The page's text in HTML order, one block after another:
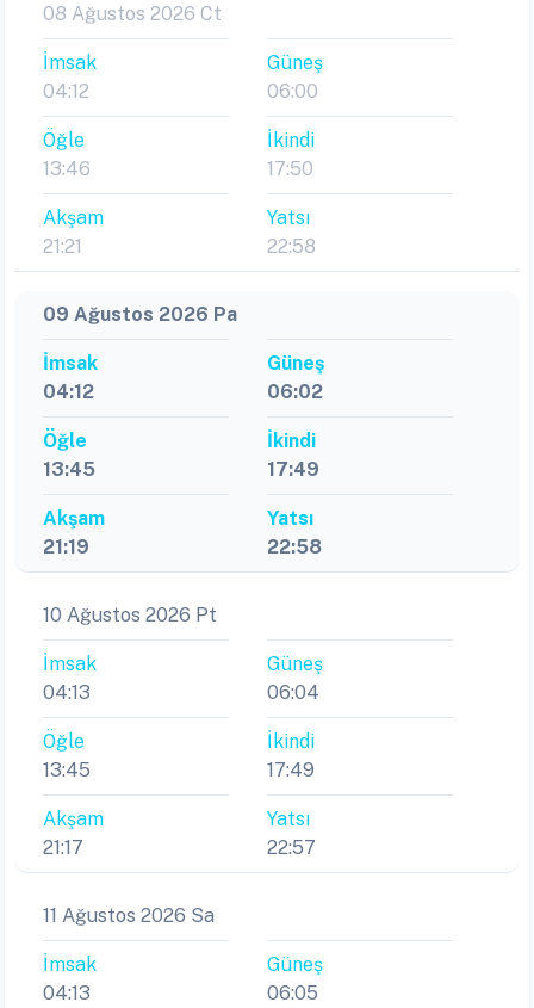
08 Ağustos 2026 Ct
İmsak
04:12
Güneş
06:00
Öğle
13:46
İkindi
17:50
Akşam
21:21
Yatsı
22:58
09 Ağustos 2026 Pa
İmsak
04:12
Güneş
06:02
Öğle
13:45
İkindi
17:49
Akşam
21:19
Yatsı
22:58
10 Ağustos 2026 Pt
İmsak
04:13
Güneş
06:04
Öğle
13:45
İkindi
17:49
Akşam
21:17
Yatsı
22:57
11 Ağustos 2026 Sa
İmsak
04:13
Güneş
06:05